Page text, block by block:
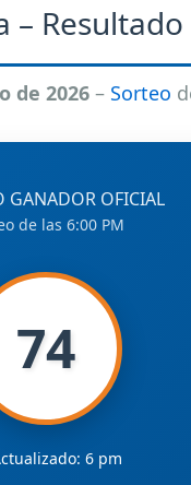
–
de 2026– Sorteo
GANADOR OFICIAL
de las 6:00 PM
74
6 pm